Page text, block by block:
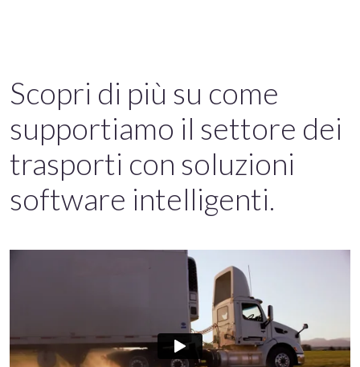
Scopri di più su come
supportiamo il settore dei
trasporti con soluzioni
software intelligenti.